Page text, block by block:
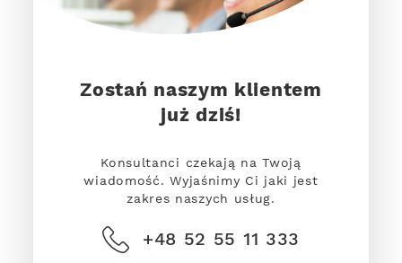
Zostań naszym klientem
już dziś!
Konsultanci czekają na Twoją
wiadomość. Wyjaśnimy Ci jaki jest
zakres naszych usług.
+48 52 55 11 333